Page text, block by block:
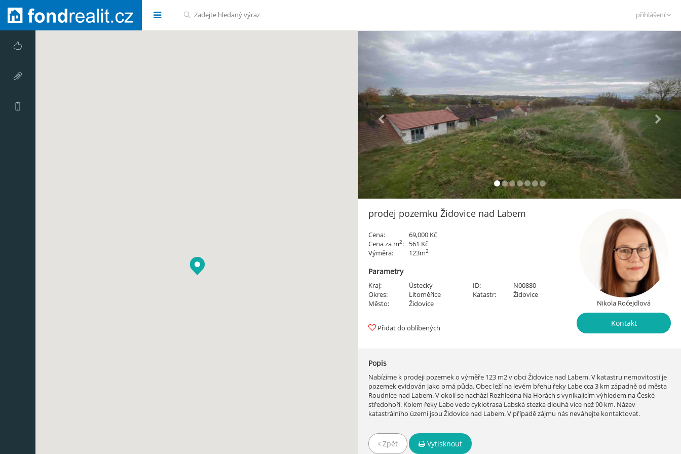
přihlášení
prodej pozemku Židovice nad Labem
Cena:
69,000 Kč
Cena za m2:
561 Kč
Výměra:
123m2
Parametry
Kraj:
Ústecký
Okres:
Litoměřice
Město:
Židovice
ID:
N00880
Katastr:
Židovice
Přidat do oblíbených
Nikola Ročejdlová
Kontakt
Popis
Nabízíme k prodeji pozemek o výměře 123 m2 v obci Židovice nad Labem. V katastru nemovitostí je
pozemek evidován jako orná půda. Obec leží na levém břehu řeky Labe cca 3 km západně od města
Roudnice nad Labem. V okolí se nachází Rozhledna Na Horách s vynikajícím výhledem na České
středohoří. Kolem řeky Labe vede cyklotrasa Labská stezka dlouhá více než 90 km. Název
katastrálního území jsou Židovice nad Labem. V případě zájmu nás neváhejte kontaktovat.
Zpět Vytisknout